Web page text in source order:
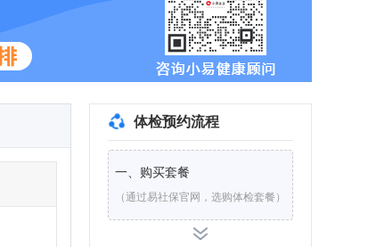
体检预约流程
一、购买套餐
（通过易社保官网，选购体检套餐）